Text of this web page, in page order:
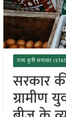
राज्य कृषि समाचार
सरकार
ग्रामीण